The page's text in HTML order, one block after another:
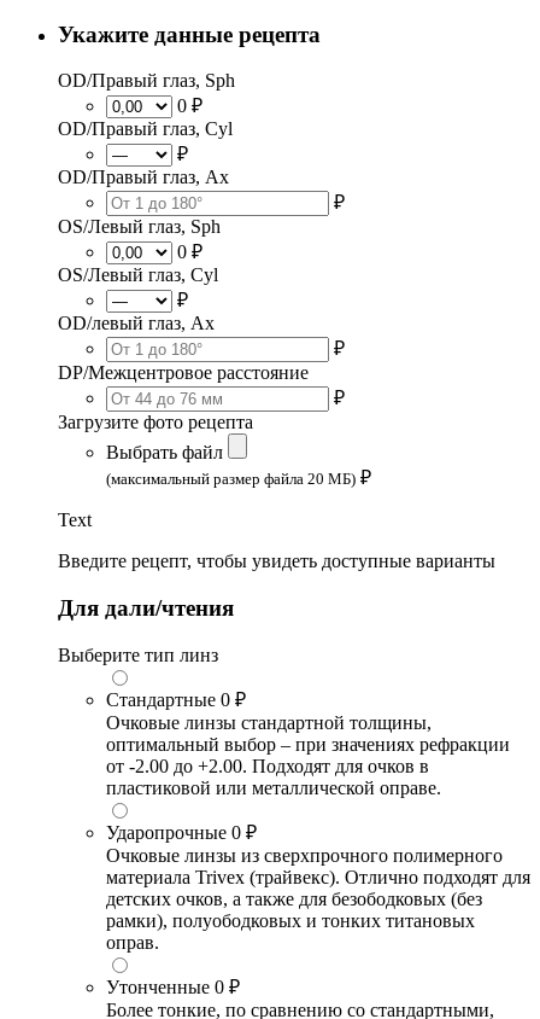
Укажите данные рецепта
OD/Правый глаз, Sph
0 ₽
OD/Правый глаз, Cyl
₽
OD/Правый глаз, Ax
₽
OS/Левый глаз, Sph
0 ₽
OS/Левый глаз, Cyl
₽
OD/левый глаз, Ax
₽
DP/Межцентровое расстояние
₽
Загрузите фото рецепта
Выбрать файл
(максимальный размер файла 20 МБ) ₽
Text
Введите рецепт, чтобы увидеть доступные варианты
Для дали/чтения
Выберите тип линз
Стандартные 0 ₽
Очковые линзы стандартной толщины,
оптимальный выбор – при значениях рефракции
от -2.00 до +2.00. Подходят для очков в
пластиковой или металлической оправе.
Ударопрочные 0 ₽
Очковые линзы из сверхпрочного полимерного
материала Trivex (трайвекс). Отлично подходят для
детских очков, а также для безободковых (без
рамки), полуободковых и тонких титановых
оправ.
Утонченные 0 ₽
Более тонкие, по сравнению со стандартными,